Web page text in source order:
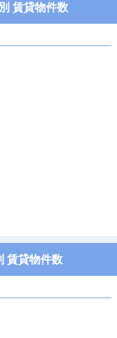
賃貸物件数
賃貸物件数